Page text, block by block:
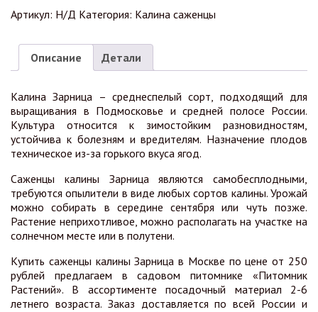
Артикул: Н/Д Категория: Калина саженцы
Описание Детали
Калина Зарница – среднеспелый сорт, подходящий для
выращивания в Подмосковье и средней полосе России.
Культура относится к зимостойким разновидностям,
устойчива к болезням и вредителям. Назначение плодов
техническое из-за горького вкуса ягод.
Саженцы калины Зарница являются самобесплодными,
требуются опылители в виде любых сортов калины. Урожай
можно собирать в середине сентября или чуть позже.
Растение неприхотливое, можно располагать на участке на
солнечном месте или в полутени.
Купить саженцы калины Зарница в Москве по цене от 250
рублей предлагаем в садовом питомнике «Питомник
Растений». В ассортименте посадочный материал 2-6
летнего возраста. Заказ доставляется по всей России и